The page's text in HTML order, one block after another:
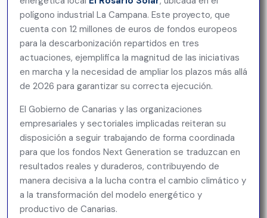
polígono industrial La Campana. Este proyecto, que
cuenta con 12 millones de euros de fondos europeos
para la descarbonización repartidos en tres
actuaciones, ejemplifica la magnitud de las iniciativas
en marcha y la necesidad de ampliar los plazos más allá
de 2026 para garantizar su correcta ejecución.
El Gobierno de Canarias y las organizaciones
empresariales y sectoriales implicadas reiteran su
disposición a seguir trabajando de forma coordinada
para que los fondos Next Generation se traduzcan en
resultados reales y duraderos, contribuyendo de
manera decisiva a la lucha contra el cambio climático y
a la transformación del modelo energético y
productivo de Canarias.